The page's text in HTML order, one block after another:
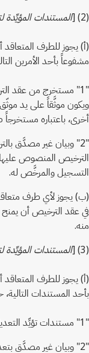
(2) [
المستندات المؤيِّدة
(أ) يجوز للطرف
مشفوعاً بأحد الأمرين
"1" مستخرج من عقد
ويكون موثَّقاً على يد
أخرى، باعتباره
"2" وبيان غير مصدَّق
الترخيص المنصوص
التسجيل والمرخَّص له.
(ب) يجوز لأي طرف
في عقد الترخيص أن
منه.
(3) [
المستندات المؤيِّدة
(أ) يجوز للطرف
بأحد المستندات
"1" مستندات تؤيِّد التعديل الملتمَس في تدوين الترخيص؛
"2" وبيان غير مصدَّق